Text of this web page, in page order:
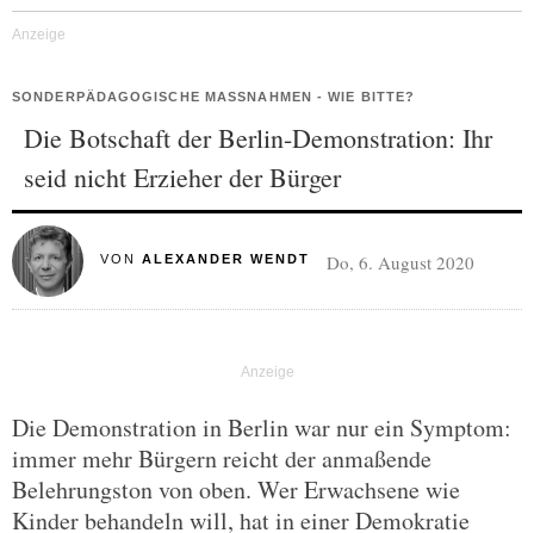
SONDERPÄDAGOGISCHE MASSNAHMEN - WIE BITTE?
Die Botschaft der Berlin-Demonstration: Ihr
seid nicht Erzieher der Bürger
VON ALEXANDER WENDT Do, 6. August 2020
Die Demonstration in Berlin war nur ein Symptom:
immer mehr Bürgern reicht der anmaßende
Belehrungston von oben. Wer Erwachsene wie
Kinder behandeln will, hat in einer Demokratie